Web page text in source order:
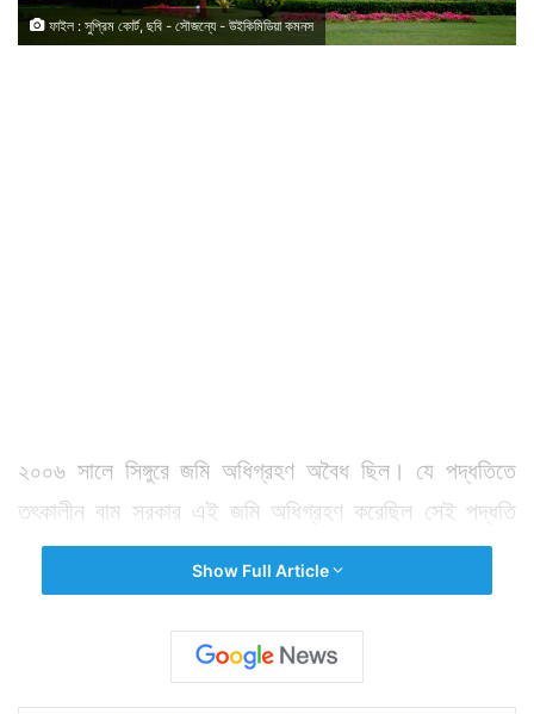
ফাইল : সুপ্রিম কোর্ট, ছবি - সৌজন্যে - উইকিমিডিয়া কমনস
২০০৬ সালে সিঙ্গুরে জমি অধিগ্রহণ অবৈধ ছিল। যে পদ্ধতিতে
তৎকালীন বাম সরকার এই জমি অধিগ্রহণ করেছিল সেই পদ্ধতি
বেআইনি। এদিন সুপ্রিম কোর্টে বিচারপতি ভি গোপাল গৌড়া ও
বিচারপতি অরুণ মিশ্রের বেঞ্চ এমনই রায় দিলেন। আগামী ১২
সপ্তাহের মধ্যে সিঙ্গুরের অধিগৃহীত জমি কৃষকদের ফেরত দেওয়ার
নির্দেশ দিয়েছে আদালত। আদালতের তরফে জানান হয়, ওই জমিতে
Show Full Article